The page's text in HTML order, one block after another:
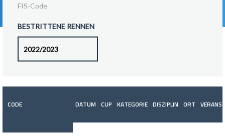
FIS-Code
BESTRITTENE RENNEN
CODE DATUM CUP KATEGORIE DISZIPLIN ORT